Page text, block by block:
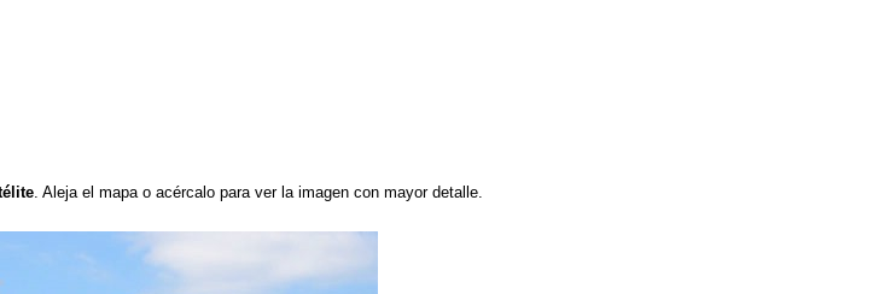
. Aleja el mapa o acércalo para ver la imagen con mayor detalle.